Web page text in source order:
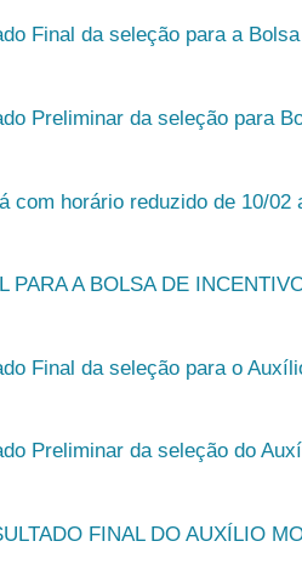
Final da seleção para a
Preliminar da seleção para
com horário reduzido de 10/
PARA A BOLSA DE
Final da seleção para o
Preliminar da seleção do
FINAL DO AUXÍLIO